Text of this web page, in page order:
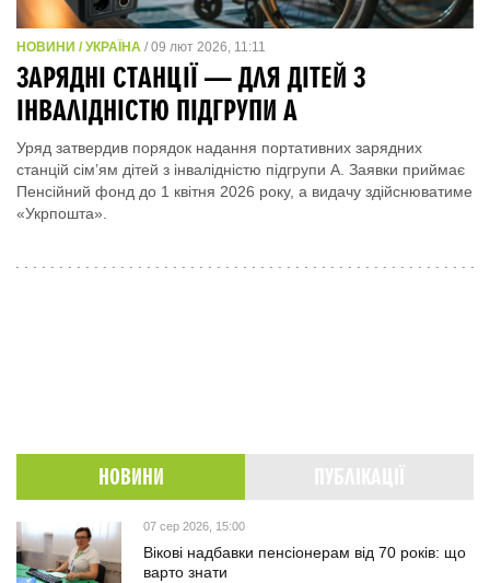
НОВИНИ / УКРАЇНА / 09 лют 2026, 11:11
ЗАРЯДНІ СТАНЦІЇ — ДЛЯ ДІТЕЙ З
ІНВАЛІДНІСТЮ ПІДГРУПИ А
Уряд затвердив порядок надання портативних зарядних
станцій сім’ям дітей з інвалідністю підгрупи А. Заявки приймає
Пенсійний фонд до 1 квітня 2026 року, а видачу здійснюватиме
«Укрпошта».
НОВИНИ
07 сер 2026, 15:00
Вікові надбавки пенсіонерам від 70 років: що
варто знати